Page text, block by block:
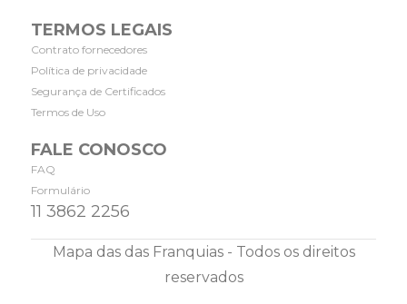
TERMOS LEGAIS
Contrato fornecedores
Política de privacidade
Segurança de Certificados
Termos de Uso
FALE CONOSCO
FAQ
Formulário
11 3862 2256
Mapa das das Franquias - Todos os direitos
reservados